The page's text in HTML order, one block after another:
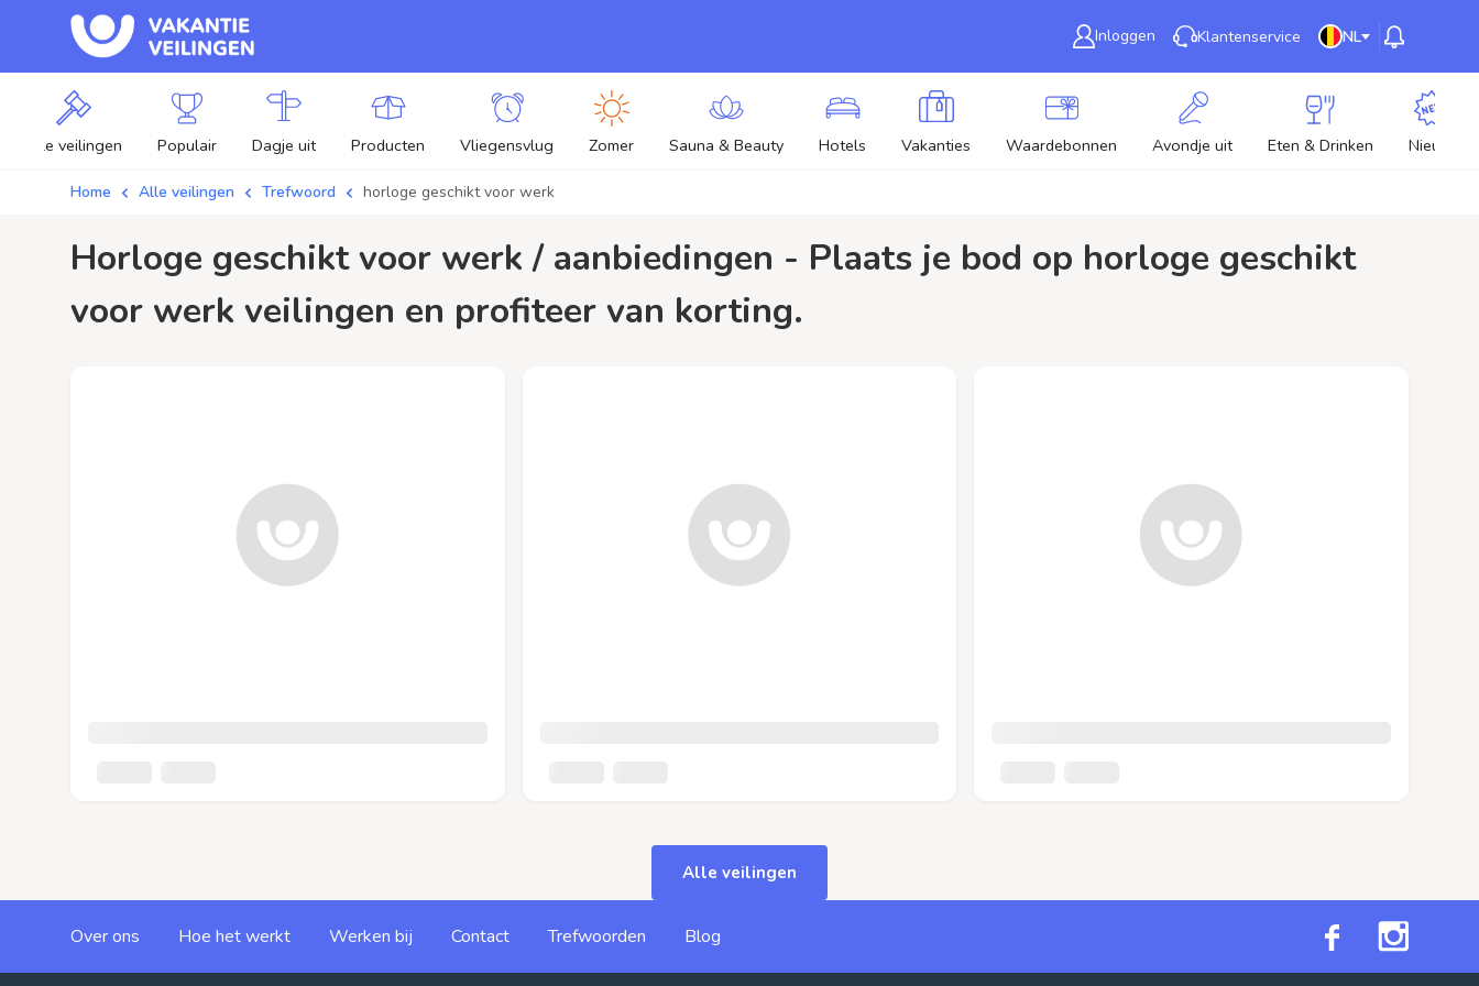
Inloggen Klantenservice NL
Alle veilingen Populair Dagje uit Producten Vliegensvlug Zomer Sauna & Beauty Hotels Vakanties Waardebonnen Avondje uit Eten & Drinken Nieuw
Home Alle veilingen Trefwoord horloge geschikt voor werk
horloge geschikt voor werk / aanbiedingen - Plaats je bod op horloge geschikt
voor werk veilingen en profiteer van korting.
Alle veilingen
Over ons Hoe het werkt Werken bij Contact Trefwoorden Blog